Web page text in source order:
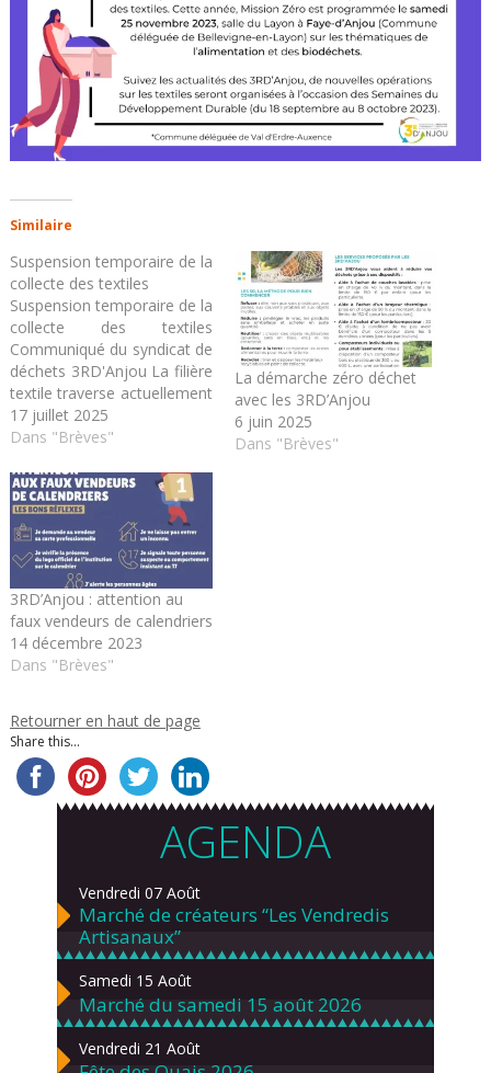
Similaire
Suspension temporaire de la
collecte des textiles
Suspension temporaire de la
collecte des textiles
Communiqué du syndicat de
déchets 3RD'Anjou La filière
textile traverse actuellement
une crise sans précédent,
liée au contexte
qui perturbe les échanges
commerciaux. Cette
situation entraîne une forte
baisse de la demande et des
prix des textiles recyclés,
impactant directement les…
17 juillet 2025
Dans "Brèves"
La démarche zéro déchet
avec les 3RD’Anjou
6 juin 2025
Dans "Brèves"
3RD’Anjou : attention au
faux vendeurs de calendriers
14 décembre 2023
Dans "Brèves"
Retourner en haut de page
Share this...
AGENDA
Vendredi 07 Août
Marché de créateurs “Les Vendredis
Artisanaux”
Samedi 15 Août
Marché du samedi 15 août 2026
Vendredi 21 Août